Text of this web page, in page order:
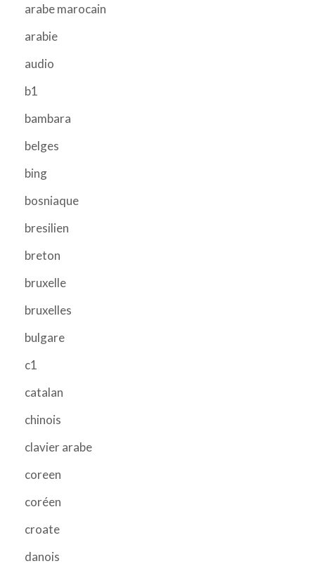
arabe marocain
arabie
audio
b1
bambara
belges
bing
bosniaque
bresilien
breton
bruxelle
bruxelles
bulgare
c1
catalan
chinois
clavier arabe
coreen
coréen
croate
danois